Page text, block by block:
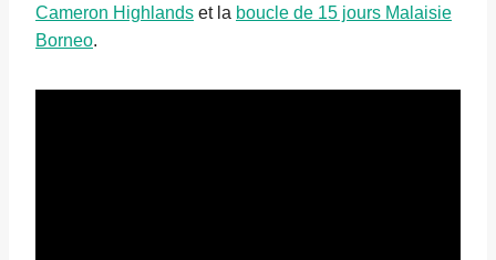
Cameron Highlands et la boucle de 15 jours Malaisie
Borneo.